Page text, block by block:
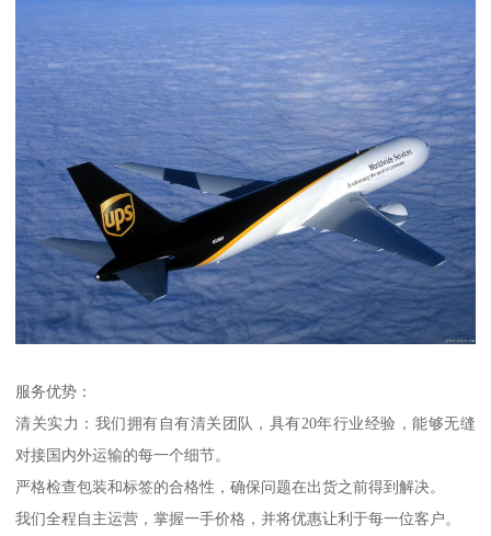
服务优势：
清关实力：我们拥有自有清关团队，具有20年行业经验，能够无缝
对接国内外运输的每一个细节。
严格检查包装和标签的合格性，确保问题在出货之前得到解决。
我们全程自主运营，掌握一手价格，并将优惠让利于每一位客户。